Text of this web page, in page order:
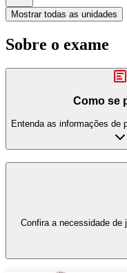
Mostrar todas as unidades
Sobre o exame
Como se
Entenda as informações de
Confira a necessidade de